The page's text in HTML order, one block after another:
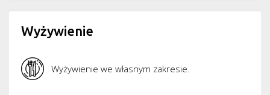
Wyżywienie
Wyżywienie we własnym zakresie.